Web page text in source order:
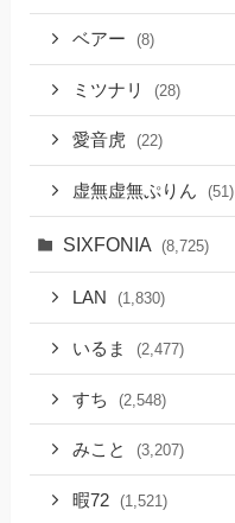
ベアー (8)
ミツナリ (28)
愛音虎 (22)
虚無虚無ぷりん (51)
SIXFONIA (8,725)
LAN (1,830)
いるま (2,477)
すち (2,548)
みこと (3,207)
暇72 (1,521)